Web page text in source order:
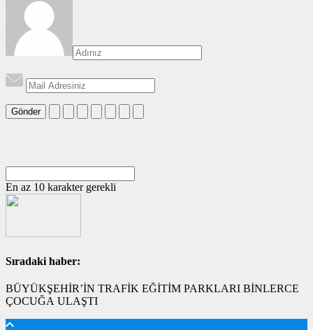
Gönder
En az 10 karakter gerekli
Sıradaki haber:
BÜYÜKŞEHİR’İN TRAFİK EĞİTİM PARKLARI BİNLERCE
ÇOCUĞA ULAŞTI